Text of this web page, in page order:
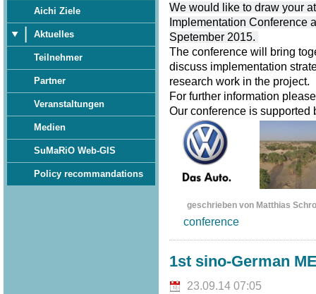
Aichi Ziele
Aktuelles
Teilnehmer
Partner
Veranstaltungen
Medien
SuMaRiO Web-GIS
Policy recommandations
We would like to draw your
Implementation Conference
Spetember 2015.
The conference will bring
discuss implementation
research work in the project.
For further information
Our conference is
geschrieben von Matthias
conference
1st sino-German
23.09.14 07:05